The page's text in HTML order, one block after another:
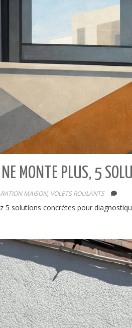
MONTE PLUS, 5
MAISON, VOLETS ROULANTS
solutions concrètes pour